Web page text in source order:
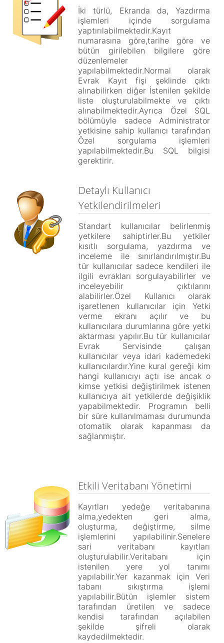
İki türlü, Ekranda da, Yazdırma
işlemleri içinde sorgulama
yaptırılabilmektedir.Kayıt
numarasına göre,tarihe göre ve
bütün girilebilen bilgilere göre
düzenlemeler
yapılabilmektedir.Normal olarak
Evrak Kayıt fişi şeklinde çıktı
alınabilirken diğer İstenilen şekilde
liste oluşturulabilmekte ve çıktı
alınabilmektedir.Ayrıca Özel SQL
bölümüyle sadece Administrator
yetkisine sahip kullanıcı tarafından
Özel sorgulama işlemleri
yapılabilmektedir.Bu SQL bilgisi
gerektirir.
Detaylı Kullanıcı
Yetkilendirilmeleri
Standart kullanıcılar belirlenmiş
yetkilere sahiptirler.Bu yetkiler
kısıtlı sorgulama, yazdırma ve
inceleme ile sınırlandırılmıştır.Bu
tür kullanıcılar sadece kendileri ile
ilgili evrakları sorgulayabilirler ve
inceleyebilir çıktılarını
alabilirler.Özel Kullanıcı olarak
işaretlenen kullanıcılar için Yetki
verme ekranı açılır ve bu
kullanıcılara durumlarına göre yetki
aktarması yapılır.Bu tür kullanıcılar
Evrak Servisinde çalışan
kullanıcılar veya idari kademedeki
kullanıcılardır.Yine kural gereği kim
hangi kullanıcıyı açtı ise ancak o
kimse yetkisi değiştirilmek istenen
kullanıcıya ait yetkilerde değişiklik
yapabilmektedir. Programın belli
bir süre kullanılmaması durumunda
otomatik olarak kapanması da
sağlanmıştır.
Etkili Veritabanı Yönetimi
Kayıtları yedeğe veritabanına
alma,yedekten geri alma,
oluşturma, değiştirme, silme
işlemlerini yapılabilinir.Senelere
sari veritabanı kayıtları
oluşturulabilir.Veritabanı için
istenilen yere yol tanımı
yapılabilir.Yer kazanmak için Veri
tabanı sıkıştırma işlemi
yapılabilir.Bütün işlemler sistem
tarafından üretilen ve sadece
kendisi tarafından açılabilen
şekilde şifreli olarak
kaydedilmektedir.